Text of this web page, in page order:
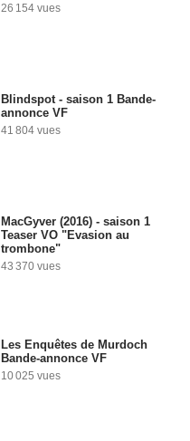
26 154 vues
Blindspot - saison 1 Bande-
annonce VF
41 804 vues
MacGyver (2016) - saison 1
Teaser VO "Evasion au
trombone"
43 370 vues
Les Enquêtes de Murdoch
Bande-annonce VF
10 025 vues